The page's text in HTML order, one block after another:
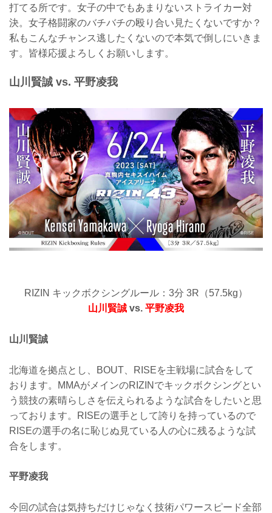
打てる所です。女子の中でもあまりないストライカー対
決。女子格闘家のバチバチの殴り合い見たくないですか？
私もこんなチャンス逃したくないので本気で倒しにいきま
す。皆様応援よろしくお願いします。
山川賢誠 vs. 平野凌我
RIZIN キックボクシングルール：3分 3R（57.5kg）
山川賢誠 vs. 平野凌我
山川賢誠
北海道を拠点とし、BOUT、RISEを主戦場に試合をして
おります。MMAがメインのRIZINでキックボクシングとい
う競技の素晴らしさを伝えられるような試合をしたいと思
っております。RISEの選手として誇りを持っているので
RISEの選手の名に恥じぬ見ている人の心に残るような試
合をします。
平野凌我
今回の試合は気持ちだけじゃなく技術パワースピード全部